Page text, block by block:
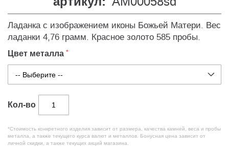
Ладанка с изображением иконы Божьей Матери. Вес
ладанки 4,76 грамм. Красное золото 585 пробы.
Цвет металла
Кол-во
*Стоимость конкретного изделия зависит от размера, качества камней, веса и пробы
металла, а также текущего курса валют и металлов. Бонусная цена зависит от
личной скидки, а также текущих акций магазина.